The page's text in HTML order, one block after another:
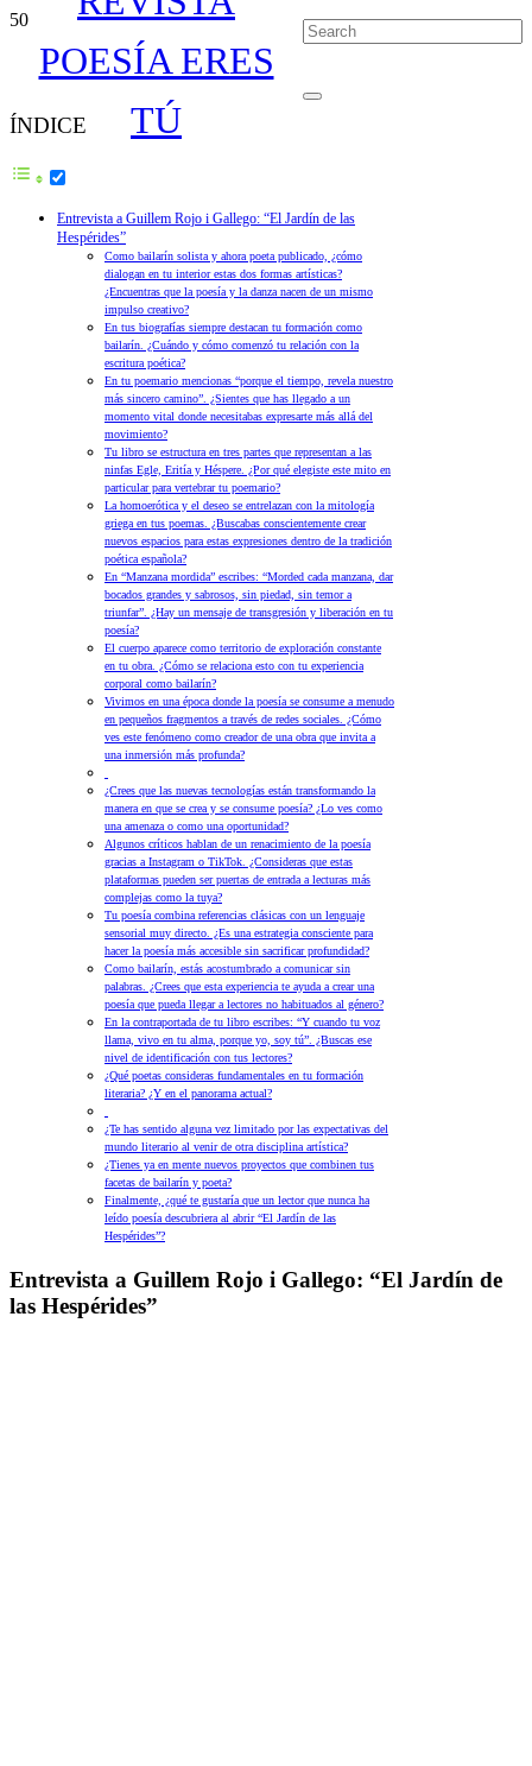
POESÍA ERES
TÚ
ÍNDICE
Entrevista a Guillem Rojo i Gallego: “El Jardín de las
Hespérides”
Como bailarín solista y ahora poeta publicado, ¿cómo
dialogan en tu interior estas dos formas artísticas?
¿Encuentras que la poesía y la danza nacen de un mismo
impulso creativo?
En tus biografías siempre destacan tu formación como
bailarín. ¿Cuándo y cómo comenzó tu relación con la
escritura poética?
En tu poemario mencionas “porque el tiempo, revela nuestro
más sincero camino”. ¿Sientes que has llegado a un
momento vital donde necesitabas expresarte más allá del
movimiento?
Tu libro se estructura en tres partes que representan a las
ninfas Egle, Eritía y Héspere. ¿Por qué elegiste este mito en
particular para vertebrar tu poemario?
La homoerótica y el deseo se entrelazan con la mitología
griega en tus poemas. ¿Buscabas conscientemente crear
nuevos espacios para estas expresiones dentro de la tradición
poética española?
En “Manzana mordida” escribes: “Morded cada manzana, dar
bocados grandes y sabrosos, sin piedad, sin temor a
triunfar”. ¿Hay un mensaje de transgresión y liberación en tu
poesía?
El cuerpo aparece como territorio de exploración constante
en tu obra. ¿Cómo se relaciona esto con tu experiencia
corporal como bailarín?
Vivimos en una época donde la poesía se consume a menudo
en pequeños fragmentos a través de redes sociales. ¿Cómo
ves este fenómeno como creador de una obra que invita a
una inmersión más profunda?
¿Crees que las nuevas tecnologías están transformando la
manera en que se crea y se consume poesía? ¿Lo ves como
una amenaza o como una oportunidad?
Algunos críticos hablan de un renacimiento de la poesía
gracias a Instagram o TikTok. ¿Consideras que estas
plataformas pueden ser puertas de entrada a lecturas más
complejas como la tuya?
Tu poesía combina referencias clásicas con un lenguaje
sensorial muy directo. ¿Es una estrategia consciente para
hacer la poesía más accesible sin sacrificar profundidad?
Como bailarín, estás acostumbrado a comunicar sin
palabras. ¿Crees que esta experiencia te ayuda a crear una
poesía que pueda llegar a lectores no habituados al género?
En la contraportada de tu libro escribes: “Y cuando tu voz
llama, vivo en tu alma, porque yo, soy tú”. ¿Buscas ese
nivel de identificación con tus lectores?
¿Qué poetas consideras fundamentales en tu formación
literaria? ¿Y en el panorama actual?
¿Te has sentido alguna vez limitado por las expectativas del
mundo literario al venir de otra disciplina artística?
¿Tienes ya en mente nuevos proyectos que combinen tus
facetas de bailarín y poeta?
Finalmente, ¿qué te gustaría que un lector que nunca ha
leído poesía descubriera al abrir “El Jardín de las
Hespérides”?
Entrevista a Guillem Rojo i Gallego: “El Jardín de
las Hespérides”